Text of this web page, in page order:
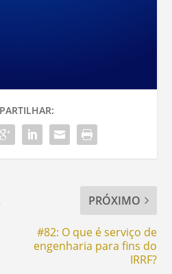
PRÓXIMO
#82: O que é serviço de
engenharia para fins do
IRRF?